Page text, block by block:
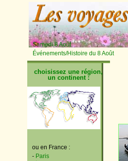
Samedi 8 Août
Événements/Histoire du 8 Août
choisissez une région,
un continent :
ou en France :
- Paris